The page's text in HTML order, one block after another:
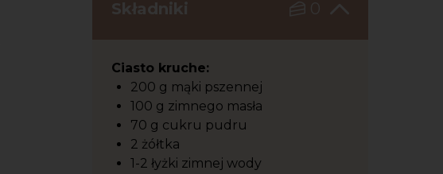
Składniki 0
Ciasto kruche:
200 g mąki pszennej
100 g zimnego masła
70 g cukru pudru
2 żółtka
1-2 łyżki zimnej wody